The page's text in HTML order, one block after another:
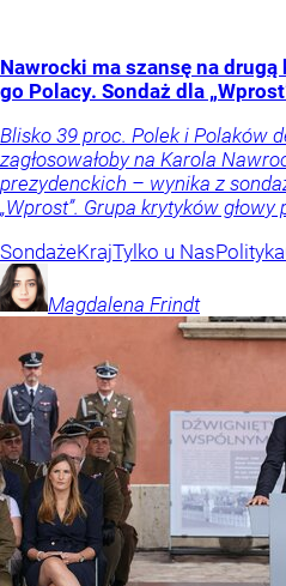
Nawrocki ma szansę na drugą
go Polacy. Sondaż dla
Blisko 39 proc. Polek i Polaków
zagłosowałoby na Karola
prezydenckich – wynika z
„Wprost”. Grupa krytyków
SondażeKrajTylko u NasPolityka
Magdalena Frindt